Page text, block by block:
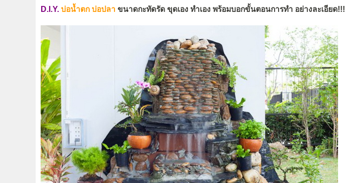
D.I.Y. บ่อน้ำตก บ่อปลา ขนาดกะทัดรัด ขุดเอง ทำเอง พร้อมบอกขั้นตอนการทำ อย่างละเอียด!!!